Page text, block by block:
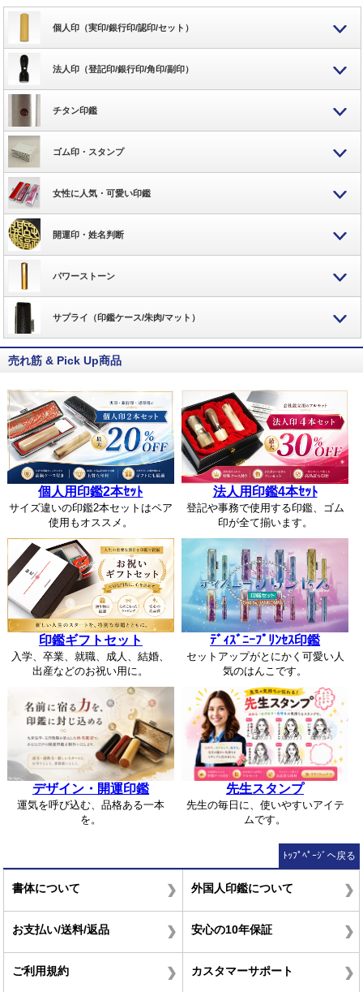
個人印（実印/銀行印/認印/セット）
法人印（登記印/銀行印/角印/副印）
チタン印鑑
ゴム印・スタンプ
女性に人気・可愛い印鑑
開運印・姓名判断
パワーストーン
サプライ（印鑑ケース/朱肉/マット）
売れ筋 & Pick Up商品
個人用印鑑2本ｾｯﾄ
サイズ違いの印鑑2本セットはペア
使用もオススメ。
法人用印鑑4本ｾｯﾄ
登記や事務で使用する印鑑、ゴム
印が全て揃います。
印鑑ギフトセット
入学、卒業、就職、成人、結婚、
出産などのお祝い用に。
ﾃﾞｨｽﾞﾆｰﾌﾟﾘﾝｾｽ印鑑
セットアップがとにかく可愛い人
気のはんこです。
デザイン・開運印鑑
運気を呼び込む、品格ある一本
を。
先生スタンプ
先生の毎日に、使いやすいアイテ
ムです。
ﾄｯﾌﾟﾍﾟｰｼﾞへ戻る
書体について 外国人印鑑について
お支払い/送料/返品 安心の10年保証
ご利用規約 カスタマーサポート